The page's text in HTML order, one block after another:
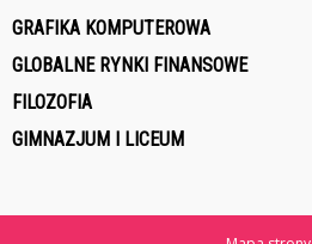
GRAFIKA KOMPUTEROWA
GLOBALNE RYNKI FINANSOWE
FILOZOFIA
GIMNAZJUM I LICEUM